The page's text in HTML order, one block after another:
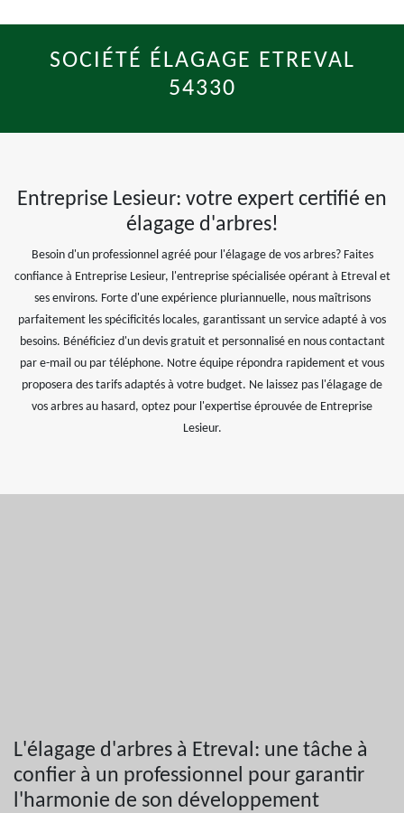
SOCIÉTÉ ÉLAGAGE ETREVAL
54330
Entreprise Lesieur: votre expert certifié en
élagage d'arbres!
Besoin d'un professionnel agréé pour l'élagage de vos arbres? Faites
confiance à Entreprise Lesieur, l'entreprise spécialisée opérant à Etreval et
ses environs. Forte d'une expérience pluriannuelle, nous maîtrisons
parfaitement les spécificités locales, garantissant un service adapté à vos
besoins. Bénéficiez d'un devis gratuit et personnalisé en nous contactant
par e-mail ou par téléphone. Notre équipe répondra rapidement et vous
proposera des tarifs adaptés à votre budget. Ne laissez pas l'élagage de
vos arbres au hasard, optez pour l'expertise éprouvée de Entreprise
Lesieur.
L'élagage d'arbres à Etreval: une tâche à
confier à un professionnel pour garantir
l'harmonie de son développement